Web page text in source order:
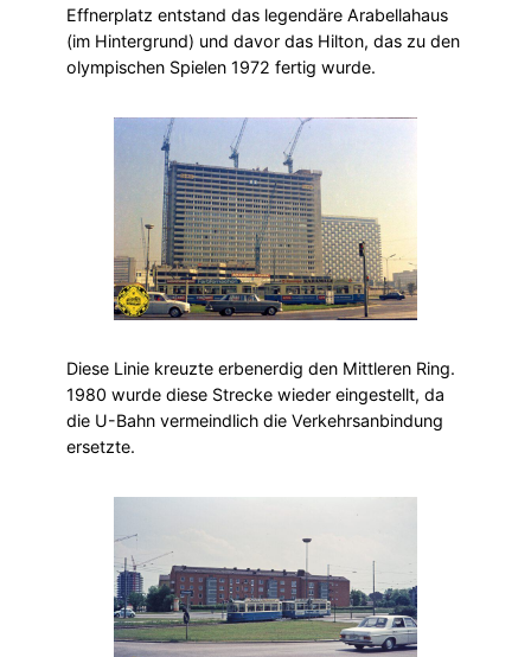
Effnerplatz entstand das legendäre Arabellahaus
(im Hintergrund) und davor das Hilton, das zu den
olympischen Spielen 1972 fertig wurde.
Diese Linie kreuzte erbenerdig den Mittleren Ring.
1980 wurde diese Strecke wieder eingestellt, da
die U-Bahn vermeindlich die Verkehrsanbindung
ersetzte.